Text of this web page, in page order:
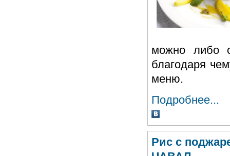
можно либо
благодаря
меню.
Подробнее...
Рис с